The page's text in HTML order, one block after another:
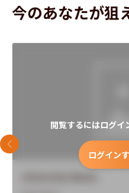
今のあなたが狙
閲覧するにはログイ
ログイン
前のスライド